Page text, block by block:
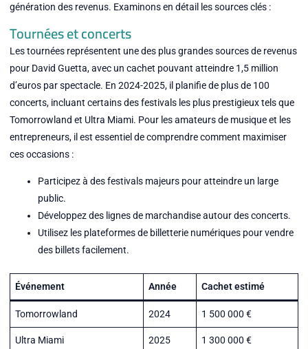
génération des revenus. Examinons en détail les sources clés :
Tournées et concerts
Les tournées représentent une des plus grandes sources de revenus
pour David Guetta, avec un cachet pouvant atteindre 1,5 million
d’euros par spectacle. En 2024-2025, il planifie de plus de 100
concerts, incluant certains des festivals les plus prestigieux tels que
Tomorrowland et Ultra Miami. Pour les amateurs de musique et les
entrepreneurs, il est essentiel de comprendre comment maximiser
ces occasions :
Participez à des festivals majeurs pour atteindre un large
public.
Développez des lignes de marchandise autour des concerts.
Utilisez les plateformes de billetterie numériques pour vendre
des billets facilement.
Événement Année Cachet estimé
Tomorrowland 2024 1 500 000 €
Ultra Miami 2025 1 300 000 €